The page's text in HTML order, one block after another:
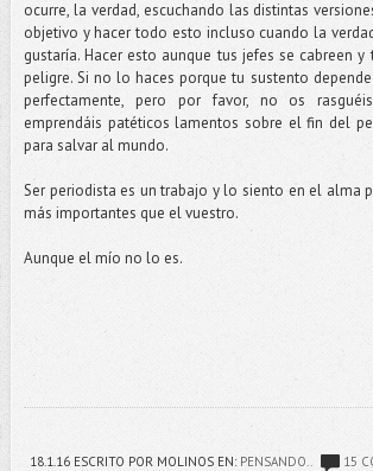
ocurre, la verdad, escuchando las distintas
objetivo y hacer todo esto incluso cuando la
gustaría. Hacer esto aunque tus jefes se cabreen
peligre. Si no lo haces porque tu sustento
perfectamente, pero por favor, no os
emprendáis patéticos lamentos sobre el fin del
para salvar al mundo.
Ser periodista es un trabajo y lo siento en el alma
más importantes que el vuestro.
Aunque el mío no lo es.
18.1.16ESCRITO POR MOLINOS EN: PENSANDO.. 15